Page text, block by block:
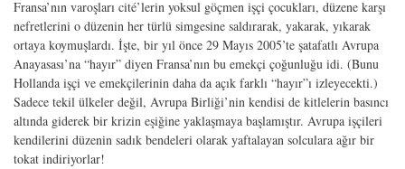
Fransa’nın varoşları cité’lerin yoksul göçmen işçi çocukları, düzene karşı
nefretlerini o düzenin her türlü simgesine saldırarak, yakarak, yıkarak
ortaya koymuşlardı. İşte, bir yıl önce 29 Mayıs 2005’te şatafatlı Avrupa
Anayasası’na “hayır” diyen Fransa’nın bu emekçi çoğunluğu idi. (Bunu
Hollanda işçi ve emekçilerinin daha da açık farklı “hayır”ı izleyecekti.)
Sadece tekil ülkeler değil, Avrupa Birliği’nin kendisi de kitlelerin basıncı
altında giderek bir krizin eşiğine yaklaşmaya başlamıştır. Avrupa işçileri
kendilerini düzenin sadık bendeleri olarak yaftalayan solculara ağır bir
tokat indiriyorlar!